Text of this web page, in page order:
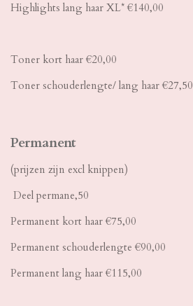
Highlights lang haar XL* €140,00
Toner kort haar €20,00
Toner schouderlengte/ lang haar €27,50
Permanent
(prijzen zijn excl knippen)
Deel permane,50
Permanent kort haar €75,00
Permanent schouderlengte €90,00
Permanent lang haar €115,00